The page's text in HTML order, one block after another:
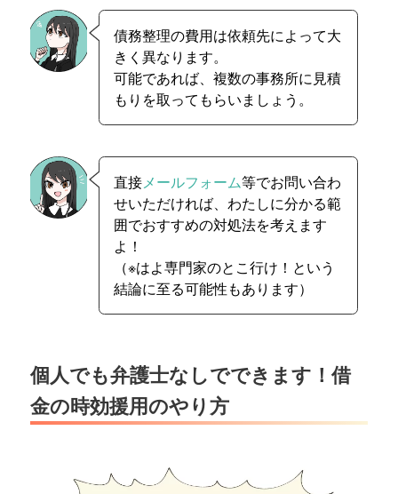
債務整理の費用は依頼先によって大
きく異なります。
可能であれば、複数の事務所に見積
もりを取ってもらいましょう。
直接メールフォーム等でお問い合わ
せいただければ、わたしに分かる範
囲でおすすめの対処法を考えます
よ！
（※はよ専門家のとこ行け！という
結論に至る可能性もあります）
個人でも弁護士なしでできます！借
金の時効援用のやり方